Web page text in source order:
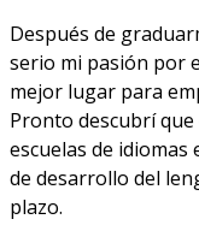
Después de
serio mi pasión por
mejor lugar para
Pronto descubrí
escuelas de
de desarrollo del
plazo.